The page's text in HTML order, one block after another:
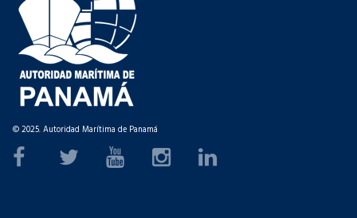
© 2025. Autoridad Marítima de Panamá